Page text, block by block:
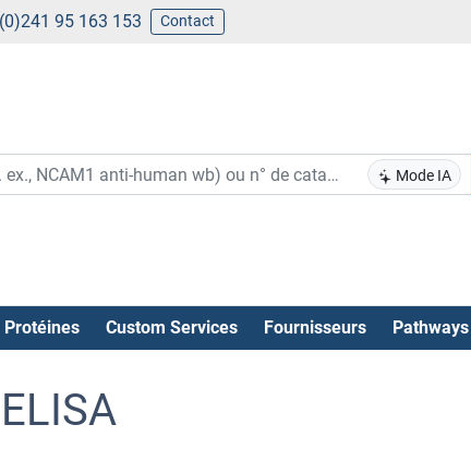
95 163 153 Contact
Mode IA
Protéines Custom Services Fournisseurs Pathways